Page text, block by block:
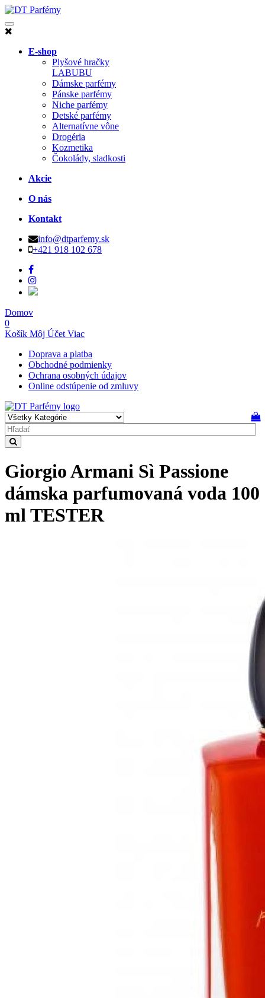
E-shop
Plyšové hračky
LABUBU
Dámske parfémy
Pánske parfémy
Niche parfémy
Detské parfémy
Alternatívne vône
Drogéria
Kozmetika
Čokolády, sladkosti
Akcie
O nás
Kontakt
info@dtparfemy.sk
+421 918 102 678
Domov
0
Košík Môj Účet Viac
Doprava a platba
Obchodné podmienky
Ochrana osobných údajov
Online odstúpenie od zmluvy
Giorgio Armani Sì Passione
dámska parfumovaná voda 100
ml TESTER